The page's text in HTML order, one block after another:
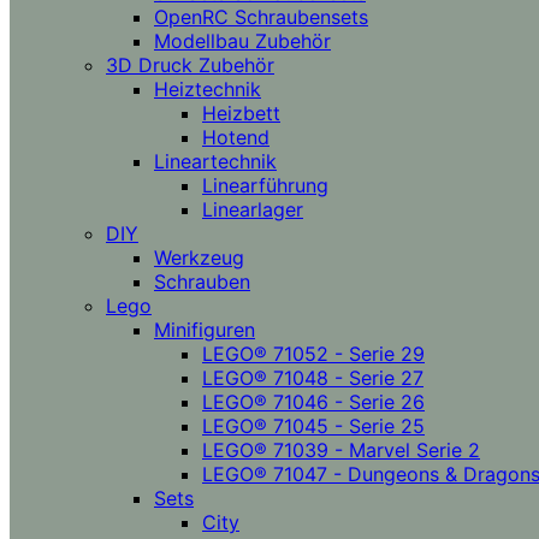
OpenRC Schraubensets
Modellbau Zubehör
3D Druck Zubehör
Heiztechnik
Heizbett
Hotend
Lineartechnik
Linearführung
Linearlager
DIY
Werkzeug
Schrauben
Lego
Minifiguren
LEGO® 71052 - Serie 29
LEGO® 71048 - Serie 27
LEGO® 71046 - Serie 26
LEGO® 71045 - Serie 25
LEGO® 71039 - Marvel Serie 2
LEGO® 71047 - Dungeons & Dragons
Sets
City